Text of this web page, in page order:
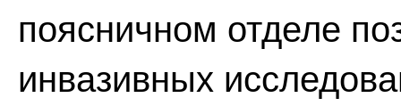
поясничном отделе
инвазивных